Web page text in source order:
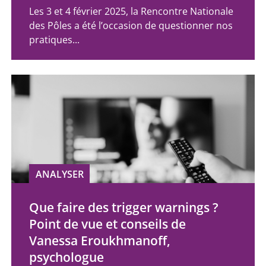
Les 3 et 4 février 2025, la Rencontre Nationale
des Pôles a été l’occasion de questionner nos
pratiques...
ANALYSER
Que faire des trigger warnings ?
Point de vue et conseils de
Vanessa Eroukhmanoff,
psychologue